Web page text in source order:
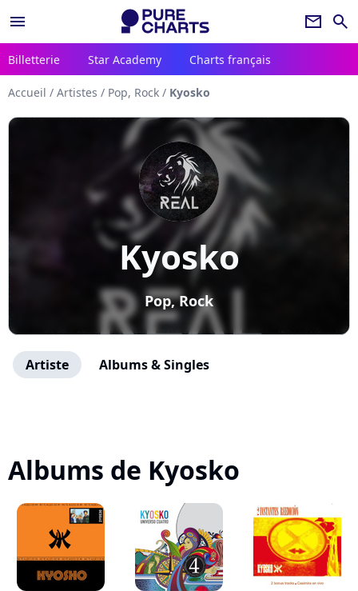
menu newsletter search
Billetterie Star Academy Charts français
Accueil / Artistes / Pop, Rock / Kyosko
Kyosko
Pop, Rock
Artiste Albums & Singles
Albums de Kyosko